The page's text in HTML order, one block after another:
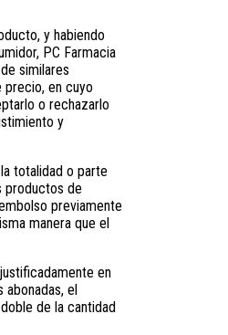
y habiendo
PC Farmacia
similares
en cuyo
o rechazarlo
y
totalidad o parte
productos de
previamente
manera que el
en
el
de la cantidad